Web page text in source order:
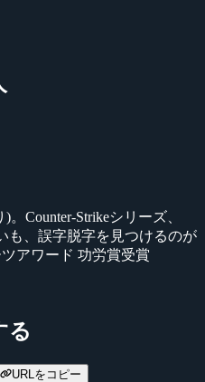
。Counter-Strikeシリーズ、
も、誤字脱字を見つけるのが
アワード 功労賞受賞
る
URLをコピー